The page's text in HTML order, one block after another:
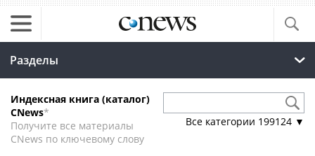
Разделы
Индексная книга (каталог)
CNews*
Получите все материалы
CNews по ключевому слову
Все категории 199124 ▼